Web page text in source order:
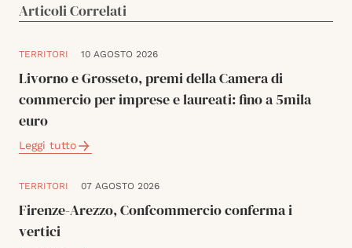
Articoli Correlati
TERRITORI 10 AGOSTO 2026
Livorno e Grosseto, premi della Camera di
commercio per imprese e laureati: fino a 5mila
euro
Leggi tutto
TERRITORI 07 AGOSTO 2026
Firenze-Arezzo, Confcommercio conferma i
vertici